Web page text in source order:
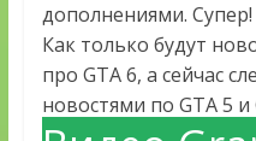
дополнениями. Супер!
Как только будут
про GTA 6, а сейчас
новостями по GTA 5 и